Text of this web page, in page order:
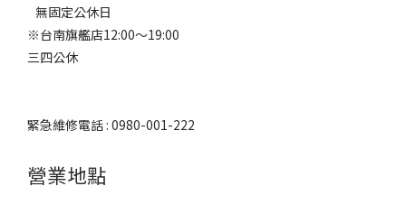
無固定公休日
※台南旗艦店12:00～19:00
三四公休
緊急維修電話 : 0980-001-222
營業地點